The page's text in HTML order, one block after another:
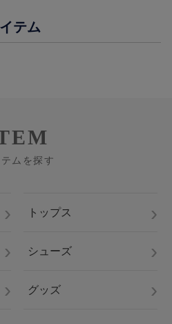
テム
ムを探す
トップス
シューズ
グッズ